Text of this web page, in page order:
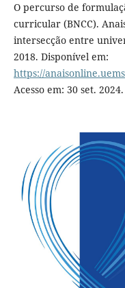
O percurso de
curricular (BNCC).
intersecção entre
2018. Disponível em:
https://
Acesso em: 30 set. 2024.